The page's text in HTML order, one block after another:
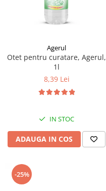
Agerul
Otet pentru curatare, Agerul,
1l
8,39 Lei
IN STOC
ADAUGA IN COS
-25%